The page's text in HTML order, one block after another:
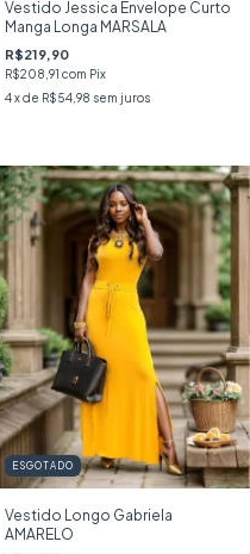
Vestido Jessica Envelope Curto
Manga Longa MARSALA
R$219,90
R$208,91 com Pix
4 x de R$54,98 sem juros
ESGOTADO
Vestido Longo Gabriela
AMARELO